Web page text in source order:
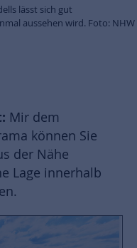
lässt sich gut
aussehen wird. Foto: NHW
Mir dem
können Sie
der Nähe
Lage innerhalb